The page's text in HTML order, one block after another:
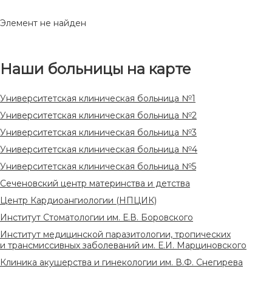
Элемент не найден
Наши больницы на карте
Университетская клиническая больница №1
Университетская клиническая больница №2
Университетская клиническая больница №3
Университетская клиническая больница №4
Университетская клиническая больница №5
Сеченовский центр материнства и детства
Центр Кардиоангиологии (НПЦИК)
Институт Стоматологии им. Е.В. Боровского
Институт медицинской паразитологии, тропических
и трансмиссивных заболеваний им. Е.И. Марциновского
Клиника акушерства и гинекологии им. В.Ф. Снегирева